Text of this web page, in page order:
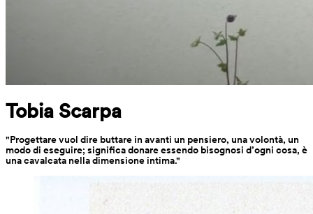
Tobia Scarpa
"Progettare vuol dire buttare in avanti un pensiero, una volontà, un
modo di eseguire; significa donare essendo bisognosi d’ogni cosa, è
una cavalcata nella dimensione intima."